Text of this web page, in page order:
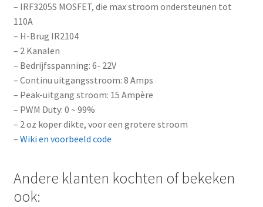
i
r
o
– IRF3205S MOSFET, die max stroom ondersteunen tot
110A
– H-Brug IR2104
– 2 Kanalen
– Bedrijfsspanning: 6- 22V
– Continu uitgangsstroom: 8 Amps
– Peak-uitgang stroom: 15 Ampère
– PWM Duty: 0 ~ 99%
– 2 oz koper dikte, voor een grotere stroom
– Wiki en voorbeeld code
Andere klanten kochten of bekeken
ook: